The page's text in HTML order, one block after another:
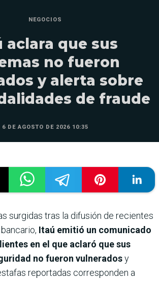
NEGOCIOS
aclara que sus
no fueron
y alerta sobre
de fraude
6 DE AGOSTO DE 2026 10:35
surgidas tras la difusión de recientes
Itaú emitió un comunicado
en el que aclaró que sus
no fueron vulneradosy
reportadas corresponden a